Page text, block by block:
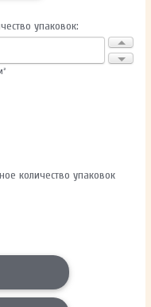
упаковок:
количество упаковок